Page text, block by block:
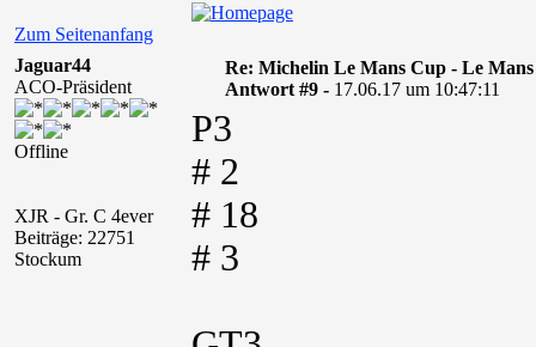
Zum Seitenanfang
Jaguar44
ACO-Präsident
Offline
XJR - Gr. C 4ever
Beiträge: 22751
Stockum
Re: Michelin Le Mans Cup - Le Mans
Antwort #9 - 17.06.17 um 10:47:11
P3
# 2
# 18
# 3